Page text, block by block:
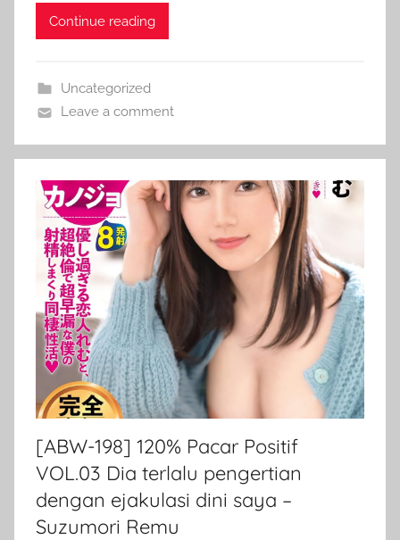
Continue reading
Uncategorized
Leave a comment
[ABW-198] 120% Pacar Positif
VOL.03 Dia terlalu pengertian
dengan ejakulasi dini saya –
Suzumori Remu